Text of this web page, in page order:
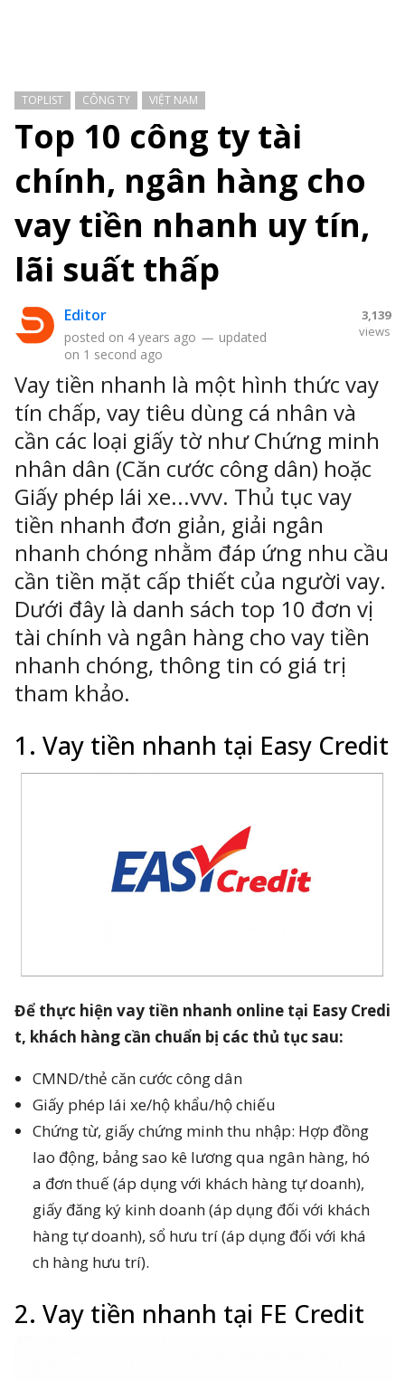
Nghệ 24h
TOPLIST CÔNG TY VIỆT NAM
Top 10 công ty tài
chính, ngân hàng cho
vay tiền nhanh uy tín,
lãi suất thấp
Editor
posted on 4 years ago — updated
on 1 second ago
3,139
views
Vay tiền nhanh là một hình thức vay
tín chấp, vay tiêu dùng cá nhân và
cần các loại giấy tờ như Chứng minh
nhân dân (Căn cước công dân) hoặc
Giấy phép lái xe...vvv. Thủ tục vay
tiền nhanh đơn giản, giải ngân
nhanh chóng nhằm đáp ứng nhu cầu
cần tiền mặt cấp thiết của người vay.
Dưới đây là danh sách top 10 đơn vị
tài chính và ngân hàng cho vay tiền
nhanh chóng, thông tin có giá trị
tham khảo.
1. Vay tiền nhanh tại Easy Credit
Để thực hiện vay tiền nhanh online tại Easy Credi
t, khách hàng cần chuẩn bị các thủ tục sau:
CMND/thẻ căn cước công dân
Giấy phép lái xe/hộ khẩu/hộ chiếu
Chứng từ, giấy chứng minh thu nhập: Hợp đồng
lao động, bảng sao kê lương qua ngân hàng, hó
a đơn thuế (áp dụng với khách hàng tự doanh),
giấy đăng ký kinh doanh (áp dụng đối với khách
hàng tự doanh), sổ hưu trí (áp dụng đối với khá
ch hàng hưu trí).
2. Vay tiền nhanh tại FE Credit